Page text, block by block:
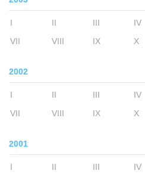
I II III IV
VII
VIII IX X
2002
I II III IV
VII
VIII IX X
2001
I II III IV